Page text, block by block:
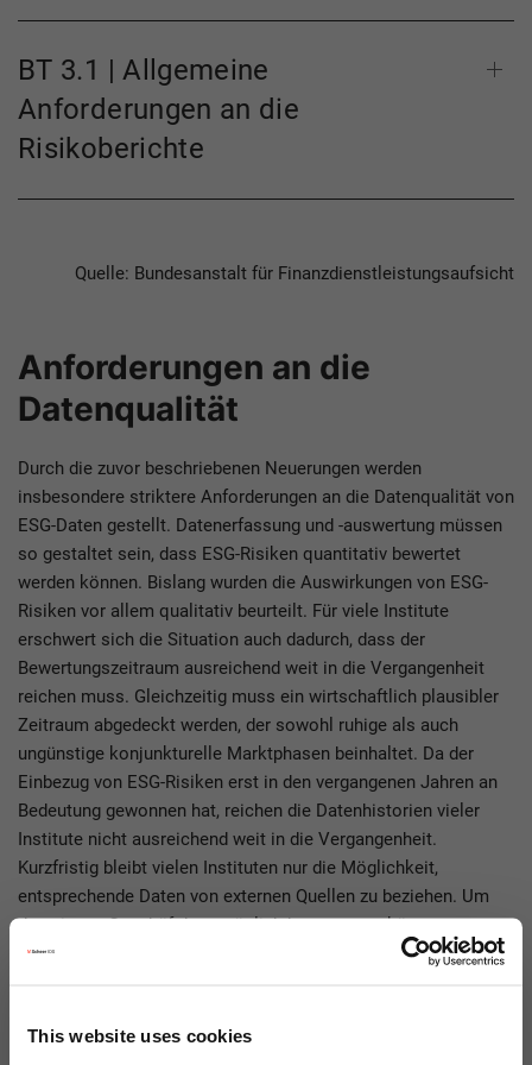
This website uses cookies
BT 3.1 | Allgemeine
Anforderungen an die
Risikoberichte
Quelle: Bundesanstalt für Finanzdienstleistungsaufsicht
Anforderungen an die
Datenqualität
Durch die zuvor beschriebenen Neuerungen werden
insbesondere striktere Anforderungen an die Datenqualität von
ESG-Daten gestellt. Datenerfassung und -auswertung müssen
so gestaltet sein, dass ESG-Risiken quantitativ bewertet
werden können. Bislang wurden die Auswirkungen von ESG-
Risiken vor allem qualitativ beurteilt. Für viele Institute
erschwert sich die Situation auch dadurch, dass der
Bewertungszeitraum ausreichend weit in die Vergangenheit
reichen muss. Gleichzeitig muss ein wirtschaftlich plausibler
Zeitraum abgedeckt werden, der sowohl ruhige als auch
ungünstige konjunkturelle Marktphasen beinhaltet. Da der
Einbezug von ESG-Risiken erst in den vergangenen Jahren an
Bedeutung gewonnen hat, reichen die Datenhistorien vieler
Institute nicht ausreichend weit in die Vergangenheit.
Kurzfristig bleibt vielen Instituten nur die Möglichkeit,
entsprechende Daten von externen Quellen zu beziehen. Um
das eigene Geschäft bestmöglich bewerten zu können,
müssen mittel- und langfristig Strukturen zur Datenerhebung